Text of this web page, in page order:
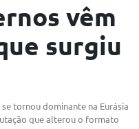
vêm
surgiu
tornou dominante na Eurásia
que alterou o formato